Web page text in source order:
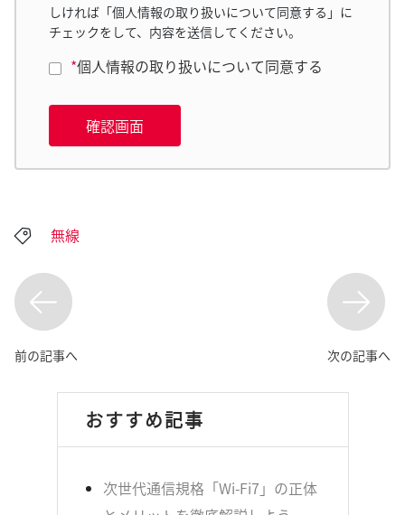
しければ「個人情報の取り扱いについて同意する」に
チェックをして、内容を送信してください。
*個人情報の取り扱いについて同意する
確認画面
無線
前の記事へ 次の記事へ
おすすめ記事
次世代通信規格「Wi-Fi7」の正体